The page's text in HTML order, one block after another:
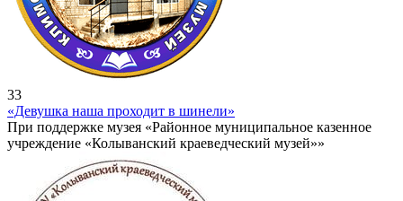
33
«Девушка наша проходит в шинели»
При поддержке музея «Районное муниципальное казенное
учреждение «Колыванский краеведческий музей»»